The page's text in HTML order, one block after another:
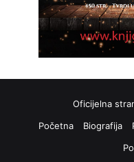
Oficijelna
Početna
Biografija